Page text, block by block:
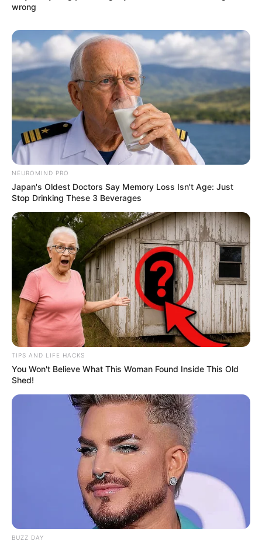
wrong
NEUROMIND PRO
Japan's Oldest Doctors Say Memory Loss Isn't Age: Just
Stop Drinking These 3 Beverages
TIPS AND LIFE HACKS
You Won't Believe What This Woman Found Inside This Old
Shed!
BUZZ DAY